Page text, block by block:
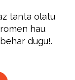
tanta olatu
hau
dugu!.